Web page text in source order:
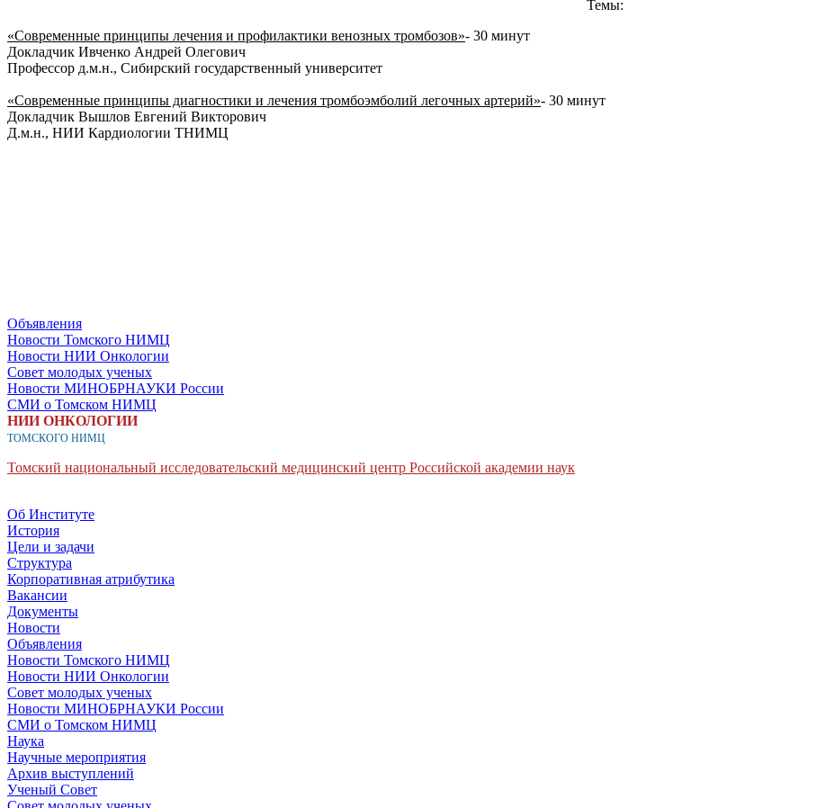
Темы:
«Современные принципы лечения и профилактики венозных тромбозов»- 30 минут
Докладчик Ивченко Андрей Олегович
Профессор д.м.н., Сибирский государственный университет
«Современные принципы диагностики и лечения тромбоэмболий легочных артерий»- 30 минут
Докладчик Вышлов Евгений Викторович
Д.м.н., НИИ Кардиологии ТНИМЦ
Объявления
Новости Томского НИМЦ
Новости НИИ Онкологии
Совет молодых ученых
Новости МИНОБРНАУКИ России
СМИ о Томском НИМЦ
НИИ ОНКОЛОГИИ
ТОМСКОГО НИМЦ
Томский национальный исследовательский медицинский центр Российской академии наук
Об Институте
История
Цели и задачи
Структура
Корпоративная атрибутика
Вакансии
Документы
Новости
Объявления
Новости Томского НИМЦ
Новости НИИ Онкологии
Совет молодых ученых
Новости МИНОБРНАУКИ России
СМИ о Томском НИМЦ
Наука
Научные мероприятия
Архив выступлений
Ученый Совет